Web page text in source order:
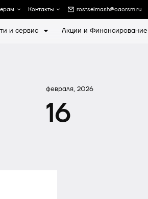
Контакты rostselmash@oaorsm.ru
и сервис Акции и Финансирование
февраля, 2026
16